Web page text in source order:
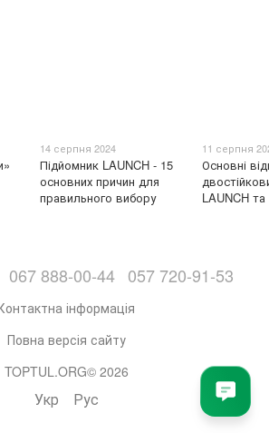
14 серпня 2024
Підйомник LAUNCH - 15
основних причин для
правильного вибору
11 серпня
Основні
LAUNCH
067 888-00-44 057 720-91-53
інформація
Повна версія сайту
TOPTUL.ORG© 2026
Укр Рус